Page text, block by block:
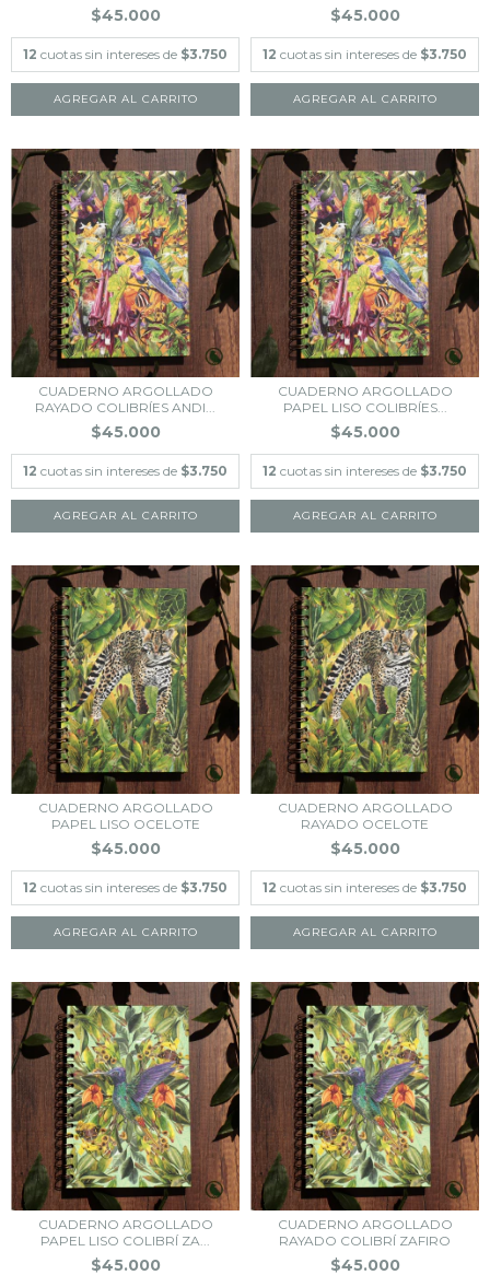
$45.000
12 cuotas sin intereses de $3.750
$45.000
12 cuotas sin intereses de $3.750
CUADERNO ARGOLLADO
RAYADO COLIBRÍES ANDI...
$45.000
12 cuotas sin intereses de $3.750
CUADERNO ARGOLLADO
PAPEL LISO COLIBRÍES...
$45.000
12 cuotas sin intereses de $3.750
CUADERNO ARGOLLADO
PAPEL LISO OCELOTE
$45.000
12 cuotas sin intereses de $3.750
CUADERNO ARGOLLADO
RAYADO OCELOTE
$45.000
12 cuotas sin intereses de $3.750
CUADERNO ARGOLLADO
PAPEL LISO COLIBRÍ ZA...
$45.000
CUADERNO ARGOLLADO
RAYADO COLIBRÍ ZAFIRO
$45.000